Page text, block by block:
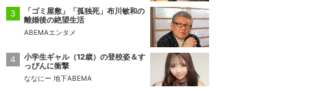
「ゴミ屋敷」「孤独死」布川敏和の
離婚後の絶望生活
ABEMAエンタメ
小学生ギャル（12歳）の登校姿＆す
っぴんに衝撃
ななにー 地下ABEMA